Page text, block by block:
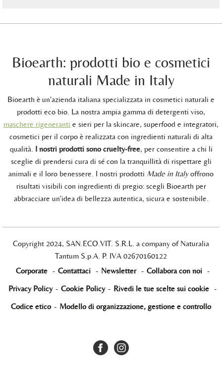
Bioearth: prodotti bio e cosmetici
naturali Made in Italy
Bioearth è un'azienda italiana specializzata in cosmetici naturali e
prodotti eco bio. La nostra ampia gamma di detergenti viso,
maschere rigeneranti e sieri per la skincare, superfood e integratori,
cosmetici per il corpo è realizzata con ingredienti naturali di alta
qualità. I nostri prodotti sono cruelty-free, per consentire a chi li
sceglie di prendersi cura di sé con la tranquillità di rispettare gli
animali e il loro benessere. I nostri prodotti Made in Italyoffrono
risultati visibili con ingredienti di pregio: scegli Bioearth per
abbracciare un'idea di bellezza autentica, sicura e sostenibile.
Copyright 2024, SAN.ECO.VIT. S.R.L. a company of Naturalia
Tantum S.p.A. P. IVA 02670160122
Corporate - Contattaci - Newsletter - Collabora con noi -
Privacy Policy - Cookie Policy - Rivedi le tue scelte sui cookie -
Codice etico - Modello di organizzazione, gestione e controllo